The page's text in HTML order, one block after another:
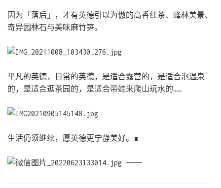
因为「落后」，才有英德引以为傲的高香红茶、峰林美景、
奇异园林石与美味麻竹笋。
平凡的英德，日常的英德，是适合露营的，是适合泡温泉
的，是适合逛茶园的，是适合带娃来爬山玩水的……
生活仍须继续，愿英德更宁静美好。∎
————